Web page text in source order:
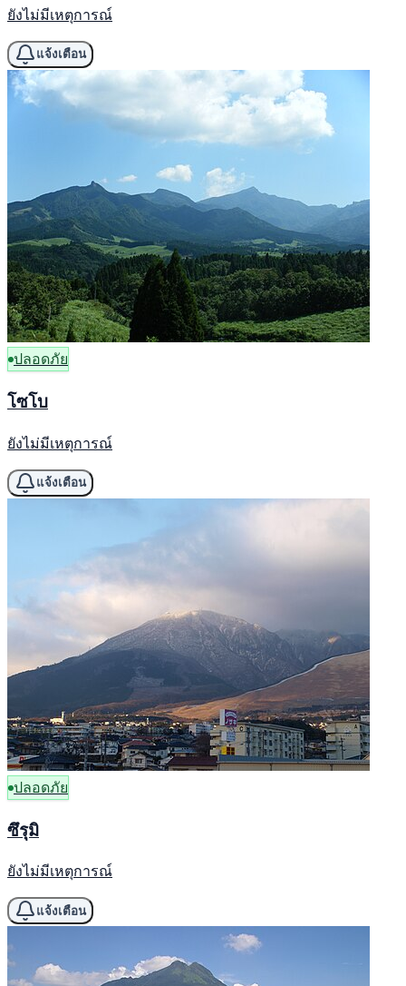
ยังไม่มีเหตุการณ์
แจ้งเตือน
ปลอดภัย
โซโบ
ยังไม่มีเหตุการณ์
แจ้งเตือน
ปลอดภัย
ซึรุมิ
ยังไม่มีเหตุการณ์
แจ้งเตือน